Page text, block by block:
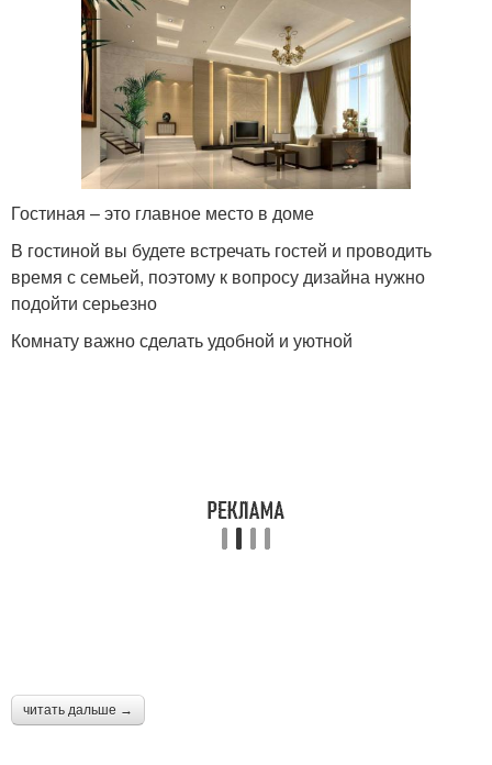
Гостиная – это главное место в доме
В гостиной вы будете встречать гостей и проводить
время с семьей, поэтому к вопросу дизайна нужно
подойти серьезно
Комнату важно сделать удобной и уютной
читать дальше →